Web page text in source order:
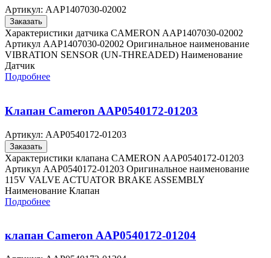
Артикул: AAP1407030-02002
Заказать
Характеристики датчика CAMERON AAP1407030-02002
Артикул AAP1407030-02002 Оригинальное наименование
VIBRATION SENSOR (UN-THREADED) Наименование
Датчик
Подробнее
Клапан Cameron AAP0540172-01203
Артикул: AAP0540172-01203
Заказать
Характеристики клапана CAMERON AAP0540172-01203
Артикул AAP0540172-01203 Оригинальное наименование
115V VALVE ACTUATOR BRAKE ASSEMBLY
Наименование Клапан
Подробнее
клапан Cameron AAP0540172-01204